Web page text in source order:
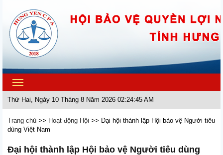
Toggle
navigation
Thứ Hai, Ngày 10 Tháng 8 Năm 2026 02:24:45 AM
Trang chủ >> Hoạt động Hội >> Đại hội thành lập Hội bảo vệ Người tiêu
dùng Việt Nam
Đại hội thành lập Hội bảo vệ Người tiêu dùng